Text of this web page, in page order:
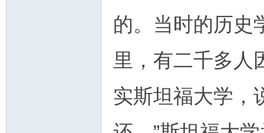
的。当时的历史
里，有二千多人
实斯坦福大学，